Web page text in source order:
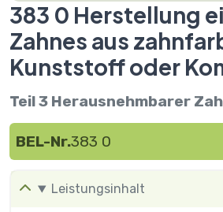
383 0 Herstellung
Zahnes aus
Kunststoff oder
Teil 3 Herausnehmbarer
BEL-Nr.383 0
Leistungsinhalt